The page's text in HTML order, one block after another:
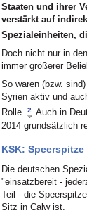
Staaten und ihrer
verstärkt auf
Spezialeinheiten,
Doch nicht nur in
immer größerer
So waren (bzw.
Syrien aktiv und
Rolle. 2
Auch in
2014 grundsätzlich
KSK:
Die deutschen
"einsatzbereit -
Teil - die
Sitz in Calw ist.